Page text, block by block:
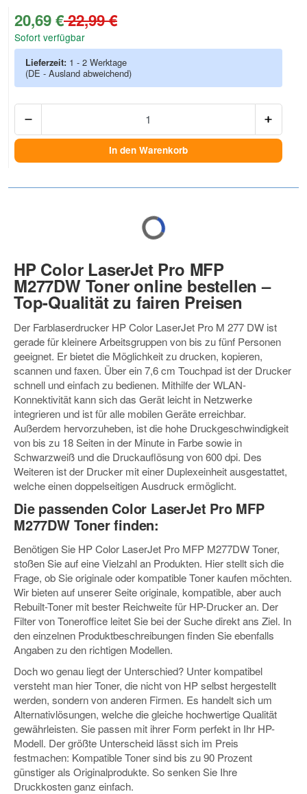
20,69 €22,99 €
Sofort verfügbar
Lieferzeit: 1 - 2 Werktage
(DE - Ausland abweichend)
In den Warenkorb
HP Color LaserJet Pro MFP
M277DW Toner online bestellen –
Top-Qualität zu fairen Preisen
Der Farblaserdrucker HP Color LaserJet Pro M 277 DW ist
gerade für kleinere Arbeitsgruppen von bis zu fünf Personen
geeignet. Er bietet die Möglichkeit zu drucken, kopieren,
scannen und faxen. Über ein 7,6 cm Touchpad ist der Drucker
schnell und einfach zu bedienen. Mithilfe der WLAN-
Konnektivität kann sich das Gerät leicht in Netzwerke
integrieren und ist für alle mobilen Geräte erreichbar.
Außerdem hervorzuheben, ist die hohe Druckgeschwindigkeit
von bis zu 18 Seiten in der Minute in Farbe sowie in
Schwarzweiß und die Druckauflösung von 600 dpi. Des
Weiteren ist der Drucker mit einer Duplexeinheit ausgestattet,
welche einen doppelseitigen Ausdruck ermöglicht.
Die passenden Color LaserJet Pro MFP
M277DW Toner finden:
Benötigen Sie HP Color LaserJet Pro MFP M277DW Toner,
stoßen Sie auf eine Vielzahl an Produkten. Hier stellt sich die
Frage, ob Sie originale oder kompatible Toner kaufen möchten.
Wir bieten auf unserer Seite originale, kompatible, aber auch
Rebuilt-Toner mit bester Reichweite für HP-Drucker an. Der
Filter von Toneroffice leitet Sie bei der Suche direkt ans Ziel. In
den einzelnen Produktbeschreibungen finden Sie ebenfalls
Angaben zu den richtigen Modellen.
Doch wo genau liegt der Unterschied? Unter kompatibel
versteht man hier Toner, die nicht von HP selbst hergestellt
werden, sondern von anderen Firmen. Es handelt sich um
Alternativlösungen, welche die gleiche hochwertige Qualität
gewährleisten. Sie passen mit ihrer Form perfekt in Ihr HP-
Modell. Der größte Unterscheid lässt sich im Preis
festmachen: Kompatible Toner sind bis zu 90 Prozent
günstiger als Originalprodukte. So senken Sie Ihre
Druckkosten ganz einfach.